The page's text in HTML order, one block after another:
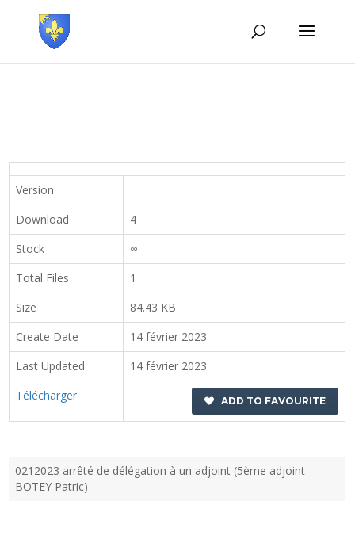
Version
Download
4
Stock
∞
Total Files
1
Size
84.43 KB
Create Date
14 février 2023
Last Updated
14 février 2023
Télécharger
ADD TO FAVOURITE
0212023 arrêté de délégation à un adjoint (5ème adjoint
BOTEY Patric)